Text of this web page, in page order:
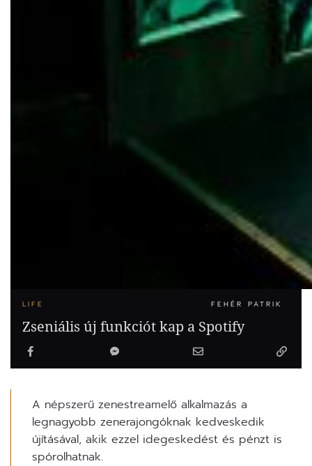
LIFE FEHÉR PATRIK
Zseniális új funkciót kap a Spotify
A népszerű zenestreamelő alkalmazás a
legnagyobb zenerajongóknak kedveskedik
újításával, akik ezzel idegeskedést és pénzt is
spórolhatnak.